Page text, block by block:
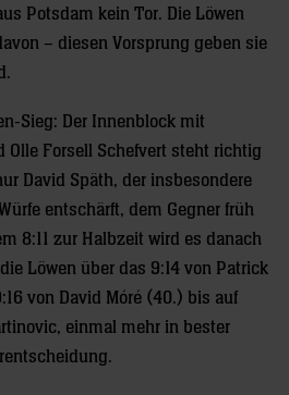
Potsdam kein Tor. Die Löwen
– diesen Vorsprung geben sie
Sieg: Der Innenblock mit
Olle Forsell Schefvert steht richtig
David Späth, der insbesondere
entschärft, dem Gegner früh
8:11 zur Halbzeit wird es danach
Löwen über das 9:14 von Patrick
von David Móré (40.) bis auf
einmal mehr in bester